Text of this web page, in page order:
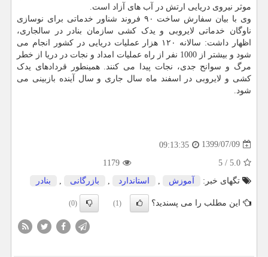
موثر نیروی دریایی ارتش در آب های آزاد است.
وی با بیان سفارش ساخت ۹۰ فروند شناور خدماتی برای نوسازی
ناوگان خدماتی لایروبی و یدک کشی سازمان بنادر در سالجاری،
اظهار داشت: سالانه ۱۲۰ هزار عملیات دریایی در کشور انجام می
شود و بیشتر از 1000 نفر از راه عملیات امداد و نجات در دریا از خطر
مرگ و سوانح جدی، نجات پیدا می کنند. همینطور قردادهای یدک
کشی و لایروبی در اسفند ماه سال جاری و سال آینده بازبینی می
شود.
1399/07/09
09:13:35
5.0
/
5
1179
تگهای خبر:
آموزش استاندارد بازرگانی بنادر
این مطلب را می پسندید؟ (1)
(0)